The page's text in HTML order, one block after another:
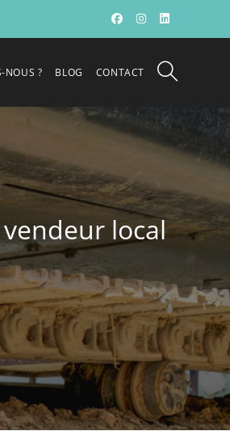
NOUS ? BLOG CONTACT
vendeur local